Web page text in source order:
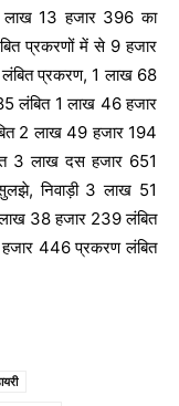
लाख 13 हजार 396 का
प्रकरणों में से 9 हजार
प्रकरण, 1 लाख 68
लंबित 1 लाख 46 हजार
2 लाख 49 हजार 194
3 लाख दस हजार 651
निवाड़ी 3 लाख 51
38 हजार 239 लंबित
446 प्रकरण लंबित